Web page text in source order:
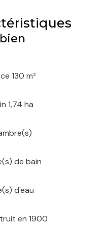
130 m²
1,74 ha
de bain
d'eau
en 1900